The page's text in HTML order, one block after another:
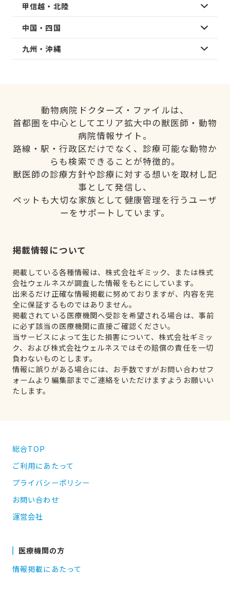
甲信越・北陸
中国・四国
九州・沖縄
動物病院ドクターズ・ファイルは、
首都圏を中心としてエリア拡大中の獣医師・動物
病院情報サイト。
路線・駅・行政区だけでなく、診療可能な動物か
らも検索できることが特徴的。
獣医師の診療方針や診療に対する想いを取材し記
事として発信し、
ペットも大切な家族として健康管理を行うユーザ
ーをサポートしています。
掲載情報について
掲載している各種情報は、株式会社ギミック、または株式
会社ウェルネスが調査した情報をもとにしています。
出来るだけ正確な情報掲載に努めておりますが、内容を完
全に保証するものではありません。
掲載されている医療機関へ受診を希望される場合は、事前
に必ず該当の医療機関に直接ご確認ください。
当サービスによって生じた損害について、株式会社ギミッ
ク、および株式会社ウェルネスではその賠償の責任を一切
負わないものとします。
情報に誤りがある場合には、お手数ですがお問い合わせフ
ォームより編集部までご連絡をいただけますようお願いい
たします。
総合TOP
ご利用にあたって
プライバシーポリシー
お問い合わせ
運営会社
医療機関の方
情報掲載にあたって